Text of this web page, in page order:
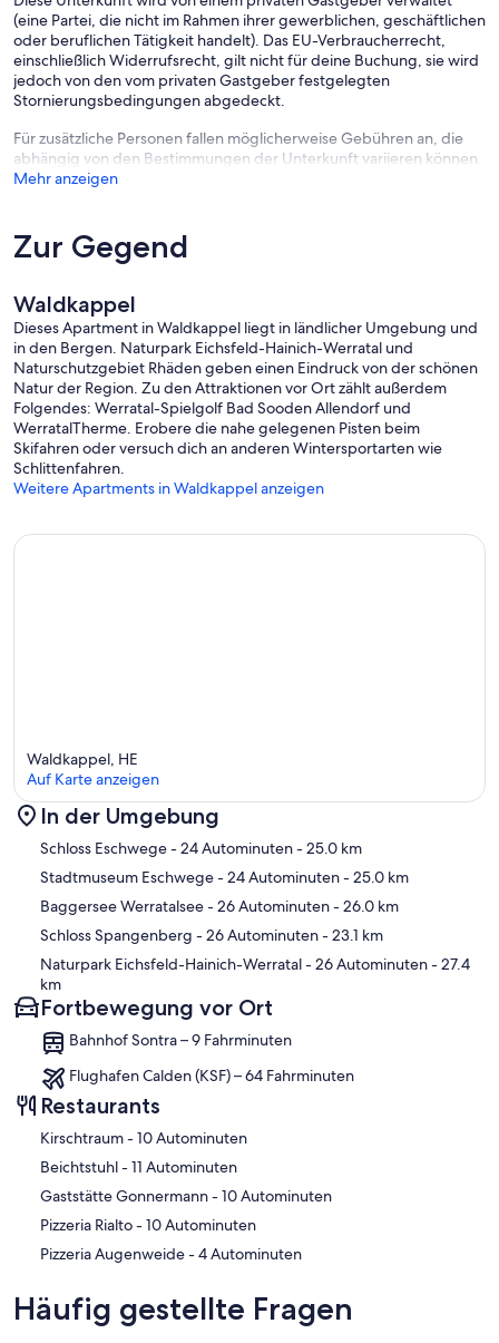
Staubsauger
Bügeleisen und -brett
Erste-Hilfe-Set
Haartrockner
den Garten.
Frühstücksservice / Brötchenservice gegen Aufpreis
Getränke und Lebensmittel können im Hofladen erworben werden
Persönliche Gästebetreuung:
Gästemappe mit Freizeittipps
Hofführung (auf Anfrage)
Beteiligung an Hofaktionen (auf Anfrage)
Wäscheservice (gegen Gebühr)
Spielplatz, Garten und Terrasse können mitbenutzt werden
Streicheltiere
Fahrradstellplatz
Abstellraum
Parkmöglichkeit auf dem Grundstück
Gummistiefel in versch. Größen
(eine Partei, die nicht im Rahmen ihrer gewerblichen, geschäftlichen
oder beruflichen Tätigkeit handelt). Das EU-Verbraucherrecht,
einschließlich Widerrufsrecht, gilt nicht für deine Buchung, sie wird
jedoch von den vom privaten Gastgeber festgelegten
Stornierungsbedingungen abgedeckt.
Für zusätzliche Personen fallen möglicherweise Gebühren an, die
abhängig von den Bestimmungen der Unterkunft variieren können.
Mehr anzeigen
Zur Gegend
Waldkappel
Dieses Apartment in Waldkappel liegt in ländlicher Umgebung und
in den Bergen. Naturpark Eichsfeld-Hainich-Werratal und
Naturschutzgebiet Rhäden geben einen Eindruck von der schönen
Natur der Region. Zu den Attraktionen vor Ort zählt außerdem
Folgendes: Werratal-Spielgolf Bad Sooden Allendorf und
WerratalTherme. Erobere die nahe gelegenen Pisten beim
Skifahren oder versuch dich an anderen Wintersportarten wie
Schlittenfahren.
Weitere Apartments in Waldkappel anzeigen
Karte
Waldkappel, HE
Auf Karte anzeigen
In der Umgebung
Schloss Eschwege- 24 Autominuten- 25.0 km
Stadtmuseum Eschwege- 24 Autominuten- 25.0 km
Baggersee Werratalsee- 26 Autominuten- 26.0 km
Schloss Spangenberg - 26 Autominuten- 23.1 km
Naturpark Eichsfeld-Hainich-Werratal- 26 Autominuten- 27.4
km
Fortbewegung vor Ort
Bahnhof Sontra – 9 Fahrminuten
Flughafen Calden (KSF) – 64 Fahrminuten
Restaurants
‪Kirschtraum - ‬10 Autominuten
‪Beichtstuhl - ‬11 Autominuten
‪Gaststätte Gonnermann - ‬10 Autominuten
‪Pizzeria Rialto - ‬10 Autominuten
‪Pizzeria Augenweide - ‬4 Autominuten
Häufig gestellte Fragen